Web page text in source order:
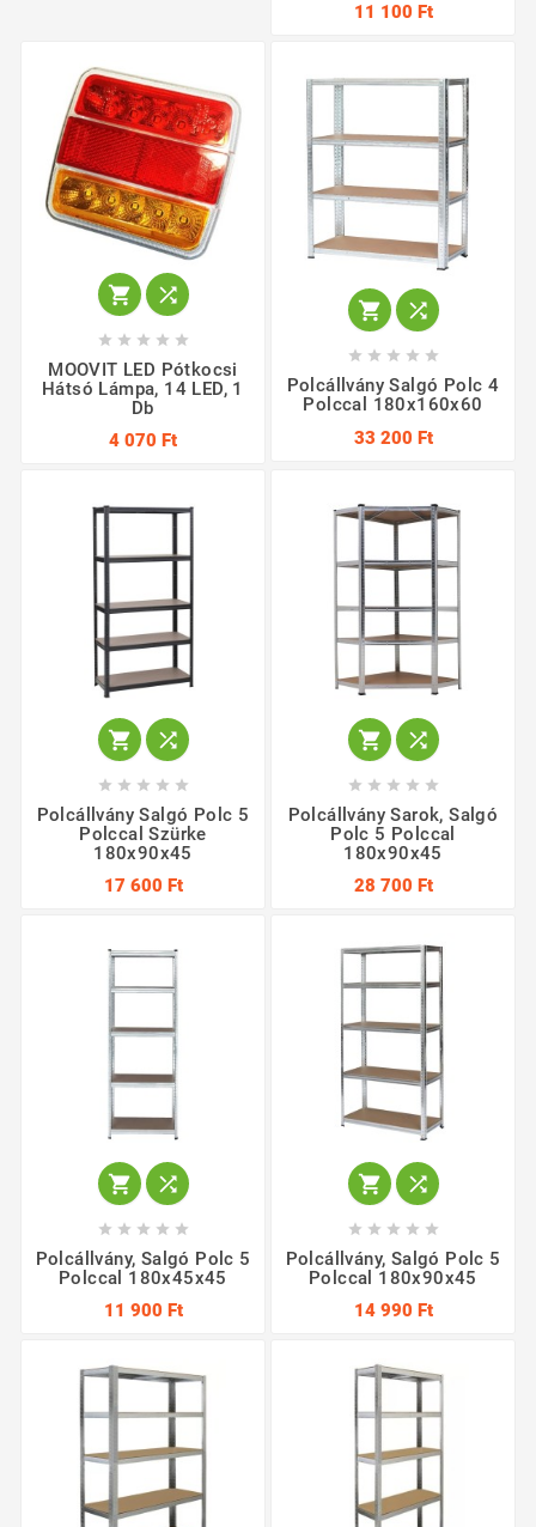
11 100 Ft
 
    
MOOVIT LED Pótkocsi
Hátsó Lámpa, 14 LED, 1
Db
4 070 Ft
 
    
Polcállvány Salgó Polc 4
Polccal 180x160x60
33 200 Ft
 
    
Polcállvány Salgó Polc 5
Polccal Szürke
180x90x45
17 600 Ft
 
    
Polcállvány Sarok, Salgó
Polc 5 Polccal
180x90x45
28 700 Ft
 
    
Polcállvány, Salgó Polc 5
Polccal 180x45x45
11 900 Ft
 
    
Polcállvány, Salgó Polc 5
Polccal 180x90x45
14 990 Ft